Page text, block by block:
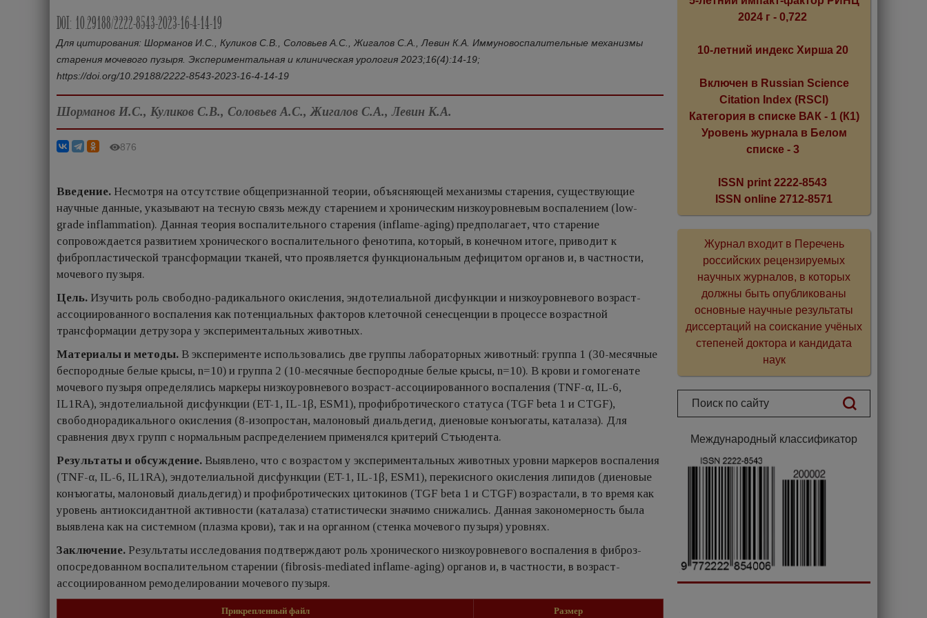
DOI: 10.29188/2222-8543-2023-16-4-14-19
Для цитирования: Шорманов И.С., Куликов С.В., Соловьев А.С., Жигалов С.А., Левин К.А. Иммуновоспалительные механизмы
старения мочевого пузыря. Экспериментальная и клиническая урология 2023;16(4):14-19;
https://doi.org/10.29188/2222‑8543‑2023‑16‑4‑14‑19
Шорманов И.С., Куликов С.В., Соловьев А.С., Жигалов С.А., Левин К.А.
876
​Введение. Несмотря на отсутствие общепризнанной теории, объясняющей механизмы старения, существующие
научные данные, указывают на тесную связь между старением и хроническим низкоуровневым воспалением (low-
grade inflammation). Данная теория воспалительного старения (inflame-aging) предполагает, что старение
сопровождается развитием хронического воспалительного фенотипа, который, в конечном итоге, приводит к
фибропластической трансформации тканей, что проявляется функциональным дефицитом органов и, в частности,
мочевого пузыря.
Цель. Изучить роль свободно-радикального окисления, эндотелиальной дисфункции и низкоуровневого возраст-
ассоциированного воспаления как потенциальных факторов клеточной сенесценции в процессе возрастной
трансформации детрузора у экспериментальных животных.
Материалы и методы. В эксперименте использовались две группы лабораторных животный: группа 1 (30-месячные
беспородные белые крысы, n=10) и группа 2 (10-месячные беспородные белые крысы, n=10). В крови и гомогенате
мочевого пузыря определялись маркеры низкоуровневого возраст-ассоциированного воспаления (TNF-α, IL-6,
IL1RA), эндотелиальной дисфункции (ET-1, IL-1β, ESM1), профибротического статуса (TGF beta 1 и CTGF),
свободнорадикального окисления (8-изопростан, малоновый диальдегид, диеновые конъюгаты, каталаза). Для
сравнения двух групп с нормальным распределением применялся критерий Стьюдента.
Результаты и обсуждение. Выявлено, что с возрастом у экспериментальных животных уровни маркеров воспаления
(TNF-α, IL-6, IL1RA), эндотелиальной дисфункции (ET-1, IL-1β, ESM1), перекисного окисления липидов (диеновые
конъюгаты, малоновый диальдегид) и профибротических цитокинов (TGF beta 1 и CTGF) возрастали, в то время как
уровень антиоксидантной активности (каталаза) статистически значимо снижались. Данная закономерность была
выявлена как на системном (плазма крови), так и на органном (стенка мочевого пузыря) уровнях.
Заключение. Результаты исследования подтверждают роль хронического низкоуровневого воспаления в фиброз-
опосредованном воспалительном старении (fibrosis-mediated inflame-aging) органов и, в частности, в возраст-
ассоциированном ремоделировании мочевого пузыря.
Прикрепленный файл Размер
2024 г - 0,722
10-летний индекс Хирша 20
Включен в Russian Science
Citation Index (RSCI)
Категория в списке ВАК - 1 (К1)
Уровень журнала в Белом
списке - 3
ISSN print 2222-8543
ISSN online 2712-8571
Журнал входит в Перечень
российских рецензируемых
научных журналов, в которых
должны быть опубликованы
основные научные результаты
диссертаций на соискание учёных
степеней доктора и кандидата
наук
Международный классификатор